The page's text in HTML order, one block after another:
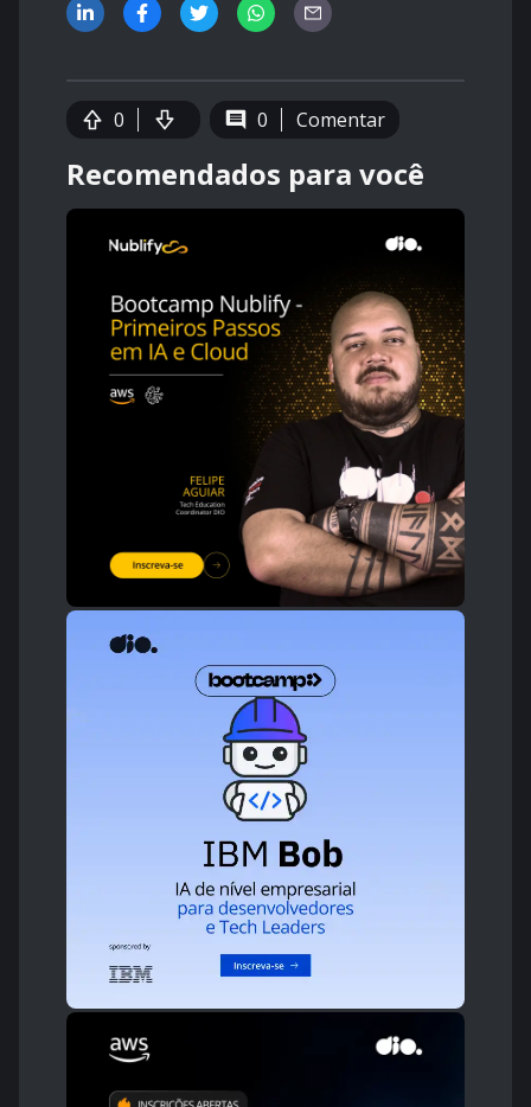
0 0 Comentar
Recomendados para você